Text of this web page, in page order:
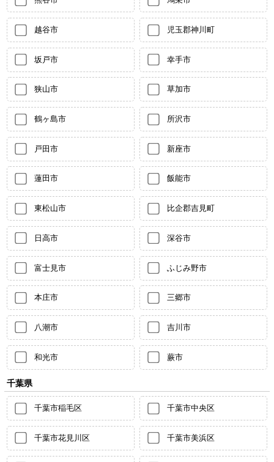
越谷市 児玉郡神川町
坂戸市 幸手市
狭山市 草加市
鶴ヶ島市 所沢市
戸田市 新座市
蓮田市 飯能市
東松山市 比企郡吉見町
日高市 深谷市
富士見市 ふじみ野市
本庄市 三郷市
八潮市 吉川市
和光市 蕨市
千葉県
千葉市稲毛区 千葉市中央区
千葉市花見川区 千葉市美浜区